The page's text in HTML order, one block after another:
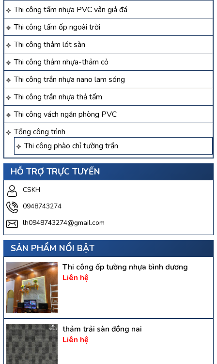
Thi công tấm nhựa PVC vân giả đá
Thi công tấm ốp ngoài trời
Thi công thảm lót sàn
Thi công thảm nhựa-thảm cỏ
Thi công trần nhựa nano lam sóng
Thi công trần nhựa thả tấm
Thi công vách ngăn phòng PVC
Tổng công trình
Thi công phào chỉ tường trần
HỖ TRỢ TRỰC TUYẾN
CSKH
0948743274
lh0948743274@gmail.com
SẢN PHẨM NỔI BẬT
Thi công ốp tường nhựa bình dương
Liên hệ
thảm trải sàn đồng nai
Liên hệ